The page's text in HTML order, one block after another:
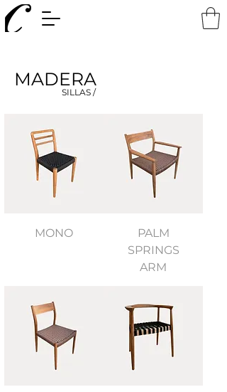
MADERA
SILLAS /
MONO
PALM
SPRINGS
ARM